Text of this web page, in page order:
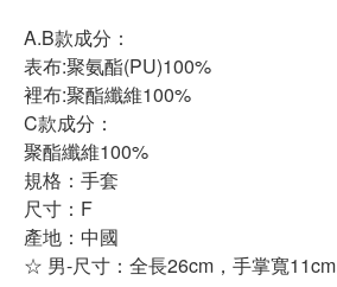
A.B款成分：
表布:聚氨酯(PU)100%
裡布:聚酯纖維100%
C款成分：
聚酯纖維100%
規格：手套
尺寸：F
產地：中國
☆ 男-尺寸：全長26cm，手掌寬11cm